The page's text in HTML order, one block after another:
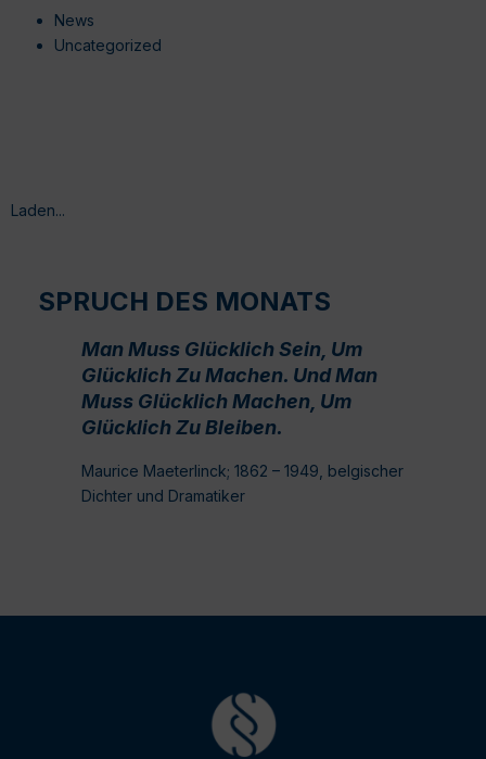
News
Uncategorized
Laden...
SPRUCH DES MONATS
Man Muss Glücklich Sein, Um
Glücklich Zu Machen. Und Man
Muss Glücklich Machen, Um
Glücklich Zu Bleiben.
Maurice Maeterlinck; 1862 – 1949, belgischer
Dichter und Dramatiker